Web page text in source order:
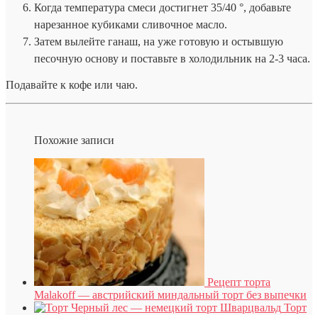
Когда температура смеси достигнет 35/40 °, добавьте
нарезанное кубиками сливочное масло.
Затем вылейте ганаш, на уже готовую и остывшую
песочную основу и поставьте в холодильник на 2-3 часа.
Подавайте к кофе или чаю.
Похожие записи
Рецепт торта
Malakoff — австрийский миндальный торт без выпечки
Торт